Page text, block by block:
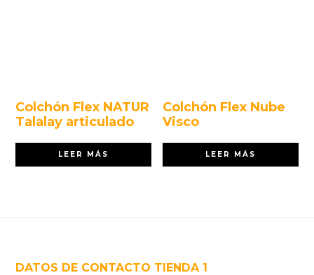
Colchón Flex NATUR
Talalay articulado
LEER MÁS
Colchón Flex Nube
Visco
LEER MÁS
DATOS DE CONTACTO TIENDA 1